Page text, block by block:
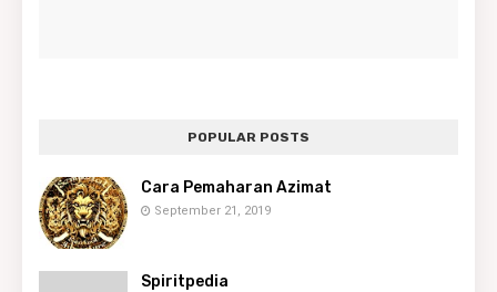
POPULAR POSTS
Cara Pemaharan Azimat
September 21, 2019
Spiritpedia